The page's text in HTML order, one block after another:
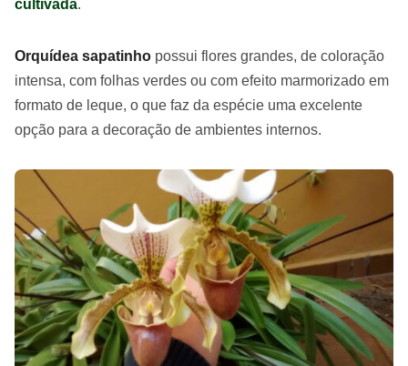
cultivada.
Orquídea sapatinho possui flores grandes, de coloração
intensa, com folhas verdes ou com efeito marmorizado em
formato de leque, o que faz da espécie uma excelente
opção para a decoração de ambientes internos.